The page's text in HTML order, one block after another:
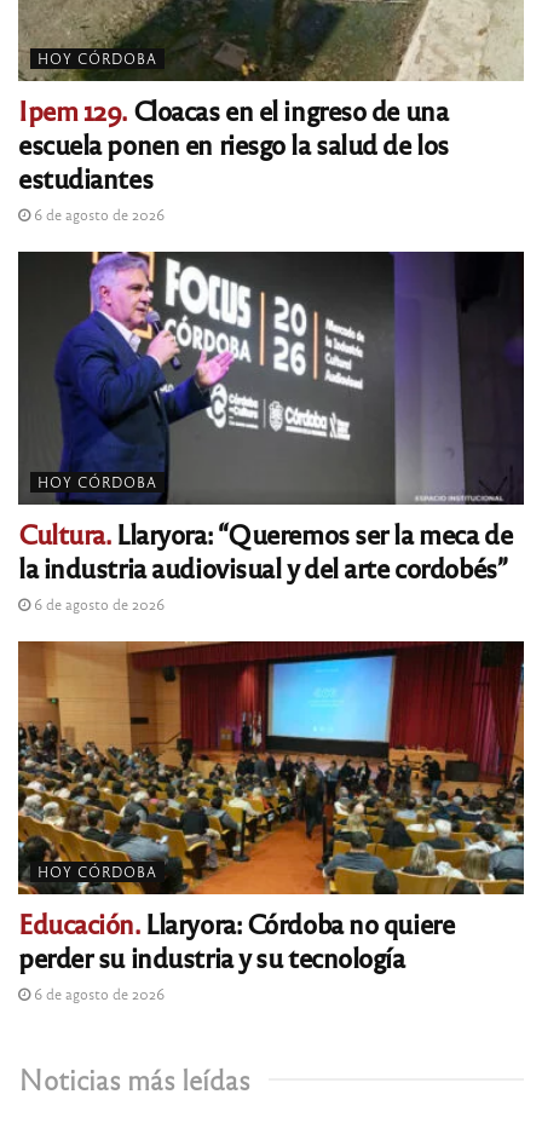
HOY CÓRDOBA
Ipem 129. Cloacas en el ingreso de una
escuela ponen en riesgo la salud de los
estudiantes
6 de agosto de 2026
HOY CÓRDOBA
Cultura.Llaryora: “Queremos ser la meca de
la industria audiovisual y del arte cordobés”
6 de agosto de 2026
HOY CÓRDOBA
Educación.Llaryora: Córdoba no quiere
perder su industria y su tecnología
6 de agosto de 2026
Noticias más leídas